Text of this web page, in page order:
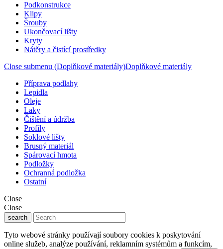
Podkonstrukce
Klipy
Šrouby
Ukončovací lišty
Kryty
Nátěry a čistící prostředky
Close submenu (Doplňkové materiály)Doplňkové materiály
Příprava podlahy
Lepidla
Oleje
Laky
Čištění a údržba
Profily
Soklové lišty
Brusný materiál
Spárovací hmota
Podložky
Ochranná podložka
Ostatní
Close
Close
search
Tyto webové stránky používají soubory cookies k poskytování
online služeb, analýze používání, reklamním systémům a funkcím,